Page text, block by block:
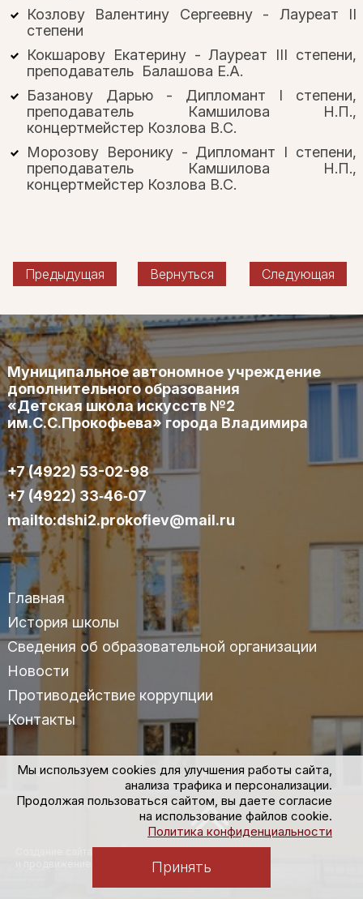
Мы используем cookies для улучшения работы сайта,
анализа трафика и персонализации.
Продолжая пользоваться сайтом, вы даете согласие
на использование файлов cookie.
Политика конфиденциальности
Принять
Козлову Валентину Сергеевну - Лауреат II
степени
Кокшарову Екатерину - Лауреат III степени,
преподаватель Балашова Е.А.
Базанову Дарью - Дипломант I степени,
преподаватель Камшилова Н.П.,
концертмейстер Козлова В.С.
Морозову Веронику - Дипломант I степени,
преподаватель Камшилова Н.П.,
концертмейстер Козлова В.С.
Предыдущая Вернуться Следующая
Муниципальное автономное учреждение
дополнительного образования
«Детская школа искусств №2
им.С.С.Прокофьева» города Владимира
+7 (4922) 53-02-98
+7 (4922) 33‑46‑07
mailto:dshi2.prokofiev@mail.ru
Главная
История школы
Сведения об образовательной организации
Новости
Противодействие коррупции
Контакты
© 2025 МАУДО «ДШИ №2» им.С.С.Прокофьева г.Владимира
Политика конфиденциальности